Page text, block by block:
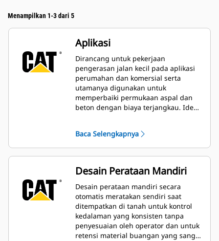
Menampilkan 1-3 dari 5
Aplikasi
Dirancang untuk pekerjaan
pengerasan jalan kecil pada aplikasi
perumahan dan komersial serta
utamanya digunakan untuk
memperbaiki permukaan aspal dan
beton dengan biaya terjangkau. Ideal
ulang, menyingkirkan lapisan
pengerasan jalan yang rusak,
menyingkirkan strip jalur lalu lintas,
dan berbagai pekerjaan yang
membatasi penggunaan planer
khusus.
Baca Selengkapnya
Desain Perataan Mandiri
Desain perataan mandiri secara
otomatis meratakan sendiri saat
ditempatkan di tanah untuk kontrol
kedalaman yang konsisten tanpa
penyesuaian oleh operator dan untuk
retensi material buangan yang sangat